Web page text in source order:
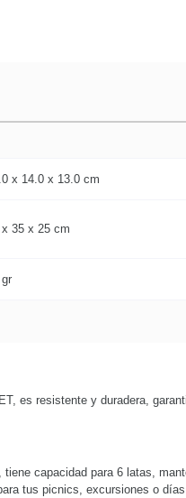
x 14.0 x 13.0 cm
35 x 25 cm
es resistente y duradera,
capacidad para 6 latas,
tus picnics, excursiones o